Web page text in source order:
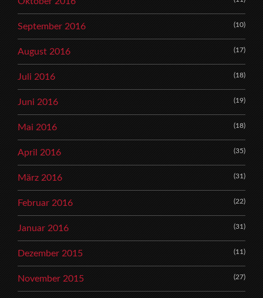
September 2016 (10)
August 2016 (17)
Juli 2016 (18)
Juni 2016 (19)
Mai 2016 (18)
April 2016 (35)
März 2016 (31)
Februar 2016 (22)
Januar 2016 (31)
Dezember 2015 (11)
November 2015 (27)